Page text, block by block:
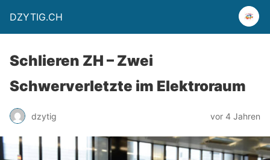
DZYTIG.CH
Schlieren ZH – Zwei
Schwerverletzte im Elektroraum
dzytig vor 4 Jahren